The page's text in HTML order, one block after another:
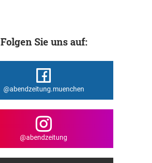
Folgen Sie uns auf:
@abendzeitung.muenchen
@abendzeitung